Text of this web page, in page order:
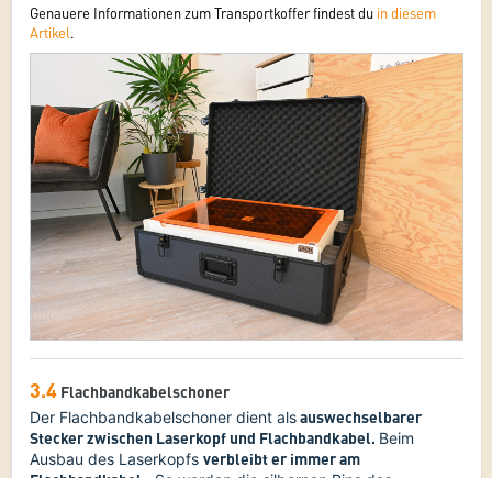
Genauere Informationen zum Transportkoffer findest du in diesem
Artikel.
3.4 Flachbandkabelschoner
Der Flachbandkabelschoner dient alsauswechselbarer
Stecker zwischen Laserkopf und Flachbandkabel. Beim
Ausbau des Laserkopfs verbleibt er immer am